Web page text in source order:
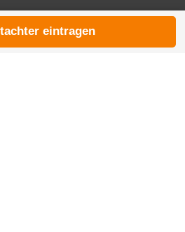
© 2026 die-kfzgutachter.de
eintragen